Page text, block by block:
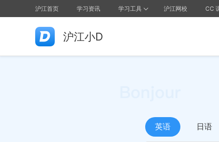
沪江首页 学习资讯 学习工具 沪江网校 CC
沪江小D
英语 日语